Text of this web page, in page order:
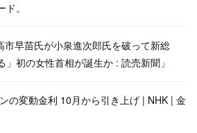
。
市早苗氏が小泉進次郎氏を破って新総
初の女性首相が誕生か : 読売新聞」
の変動金利 10月から引き上げ | NHK | 金